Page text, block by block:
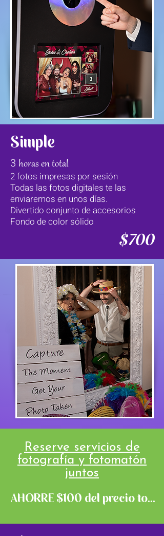
Simple
3 horas en total
2fotos impresas por sesión
Todas las fotos digitales te las
enviaremos en unos días.
Divertido conjunto de accesorios
Fondo de color sólido
$700
Reserve servicios de
fotografía y fotomatón
juntos
AHORRE $100 del precio total